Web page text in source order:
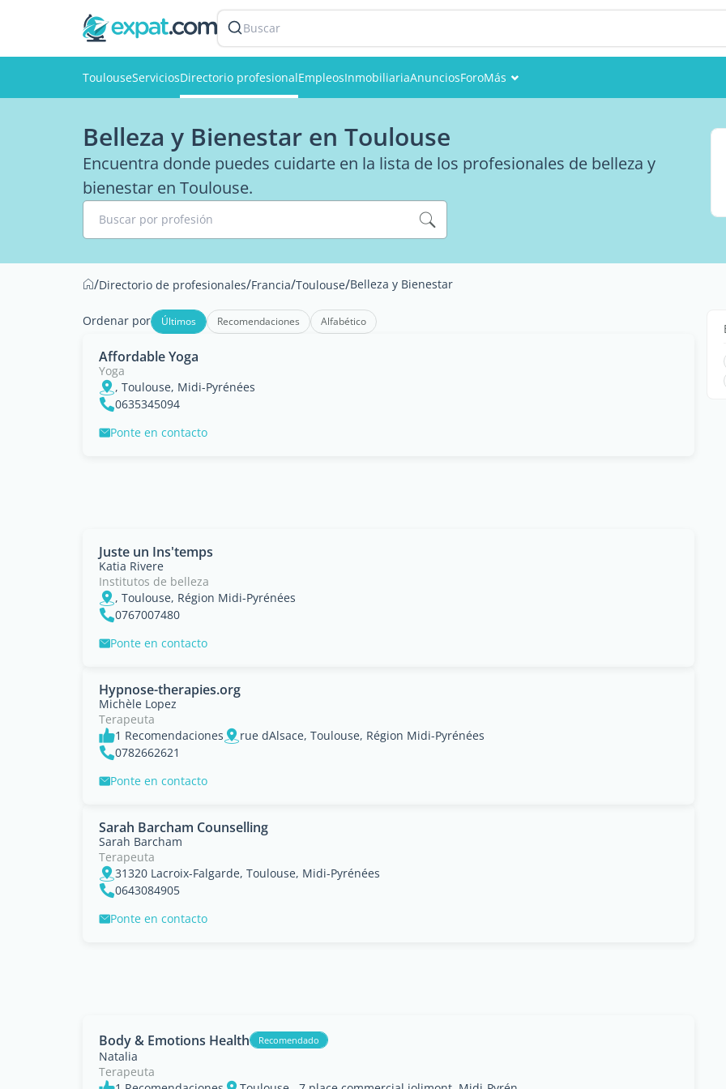
Buscar
ToulouseServiciosDirectorio profesionalEmpleosInmobiliariaAnunciosForoMás
Belleza y Bienestar en Toulouse
Encuentra donde puedes cuidarte en la lista de los profesionales de belleza y
bienestar en Toulouse.
Buscar por profesión
/Directorio de profesionales/Francia/Toulouse/Belleza y Bienestar
Ordenar por Últimos Recomendaciones Alfabético
Affordable Yoga
Yoga
, Toulouse, Midi-Pyrénées
0635345094
Ponte en contacto
Juste un Ins'temps
Katia Rivere
Institutos de belleza
, Toulouse, Région Midi-Pyrénées
0767007480
Ponte en contacto
Hypnose-therapies.org
Michèle Lopez
Terapeuta
1 Recomendaciones
rue dAlsace, Toulouse, Région Midi-Pyrénées
0782662621
Ponte en contacto
Sarah Barcham Counselling
Sarah Barcham
Terapeuta
31320 Lacroix-Falgarde, Toulouse, Midi-Pyrénées
0643084905
Ponte en contacto
Body & Emotions Health Recomendado
Natalia
Terapeuta